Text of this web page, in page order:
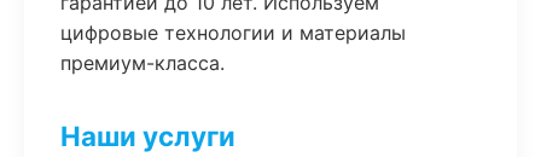
цифровые технологии и материалы
премиум-класса.
Наши услуги